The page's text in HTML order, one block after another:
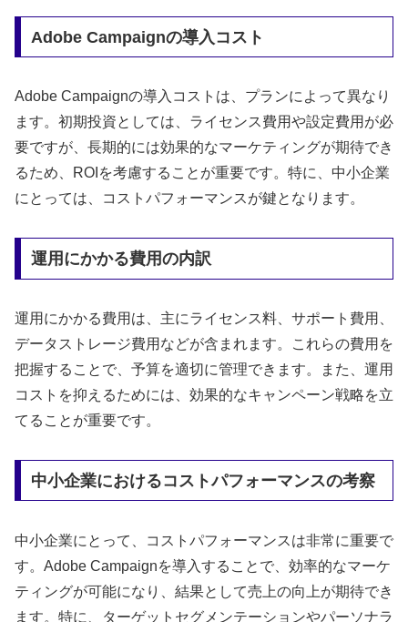
Adobe Campaignの導入コスト
Adobe Campaignの導入コストは、プランによって異なり
ます。初期投資としては、ライセンス費用や設定費用が必
要ですが、長期的には効果的なマーケティングが期待でき
るため、ROIを考慮することが重要です。特に、中小企業
にとっては、コストパフォーマンスが鍵となります。
運用にかかる費用の内訳
運用にかかる費用は、主にライセンス料、サポート費用、
データストレージ費用などが含まれます。これらの費用を
把握することで、予算を適切に管理できます。また、運用
コストを抑えるためには、効果的なキャンペーン戦略を立
てることが重要です。
中小企業におけるコストパフォーマンスの考察
中小企業にとって、コストパフォーマンスは非常に重要で
す。Adobe Campaignを導入することで、効率的なマーケ
ティングが可能になり、結果として売上の向上が期待でき
ます。特に、ターゲットセグメンテーションやパーソナラ